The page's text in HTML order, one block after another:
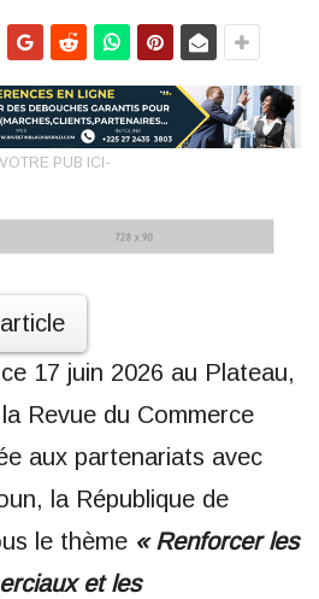
PUB ICI-
17 juin 2026 au Plateau,
Revue du Commerce
aux partenariats avec
la République de
le thème « Renforcer les
et les